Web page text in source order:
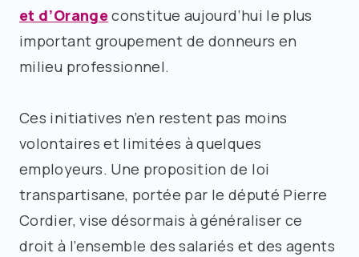
et d’Orangeconstitue aujourd’hui le plus
important groupement de donneurs en
milieu professionnel.
Ces initiatives n’en restent pas moins
volontaires et limitées à quelques
employeurs. Une proposition de loi
transpartisane, portée par le député Pierre
Cordier, vise désormais à généraliser ce
droit à l’ensemble des salariés et des agents